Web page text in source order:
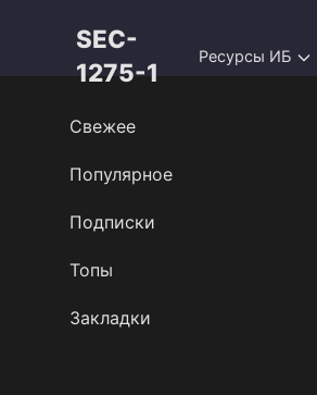
SEC-
1275-1
Ресурсы ИБ
Свежее
Популярное
Подписки
Топы
Закладки